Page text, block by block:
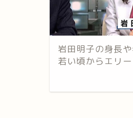
岩田明子の身長
若い頃からエリ